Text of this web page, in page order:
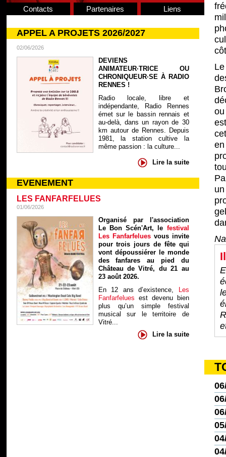
Contacts Partenaires Liens
APPEL A PROJETS 2026/2027
02/06/2026
DEVIENS
ANIMATEUR·TRICE OU
CHRONIQUEUR·SE À RADIO
RENNES !
Radio locale, libre et
indépendante, Radio Rennes
émet sur le bassin rennais et
au-delà, dans un rayon de 30
km autour de Rennes. Depuis
1981, la station cultive la
même passion : la culture...
Lire la suite
EVENEMENT
LES FANFARFELUES
01/06/2026
Organisé par l'association
Le Bon Scén'Art, le festival
Les Fanfarfelues vous invite
pour trois jours de fête qui
vont dépoussiérer le monde
des fanfares au pied du
Château de Vitré, du 21 au
23 août 2026.
En 12 ans d’existence, Les
Fanfarfelues est devenu bien
plus qu’un simple festival
musical sur le territoire de
Vitré...
Lire la suite